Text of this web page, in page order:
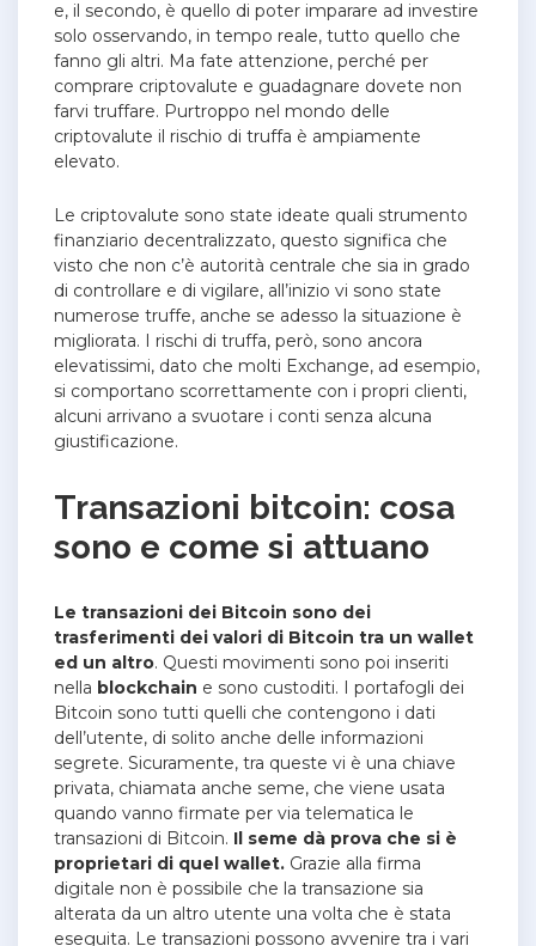
e, il secondo, è quello di poter imparare ad investire
solo osservando, in tempo reale, tutto quello che
fanno gli altri. Ma fate attenzione, perché per
comprare criptovalute e guadagnare dovete non
farvi truffare. Purtroppo nel mondo delle
criptovalute il rischio di truffa è ampiamente
elevato.
Le criptovalute sono state ideate quali strumento
finanziario decentralizzato, questo significa che
visto che non c’è autorità centrale che sia in grado
di controllare e di vigilare, all’inizio vi sono state
numerose truffe, anche se adesso la situazione è
migliorata. I rischi di truffa, però, sono ancora
elevatissimi, dato che molti Exchange, ad esempio,
si comportano scorrettamente con i propri clienti,
alcuni arrivano a svuotare i conti senza alcuna
giustificazione.
Transazioni bitcoin: cosa
sono e come si attuano
Le transazioni dei Bitcoin sono dei
trasferimenti dei valori di Bitcoin tra un wallet
ed un altro. Questi movimenti sono poi inseriti
nella blockchain e sono custoditi. I portafogli dei
Bitcoin sono tutti quelli che contengono i dati
dell’utente, di solito anche delle informazioni
segrete. Sicuramente, tra queste vi è una chiave
privata, chiamata anche seme, che viene usata
quando vanno firmate per via telematica le
transazioni di Bitcoin. Il seme dà prova che si è
proprietari di quel wallet. Grazie alla firma
digitale non è possibile che la transazione sia
alterata da un altro utente una volta che è stata
eseguita. Le transazioni possono avvenire tra i vari